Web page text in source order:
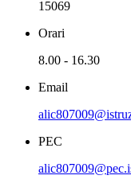
15069
Orari
8.00 - 16.30
Email
PEC